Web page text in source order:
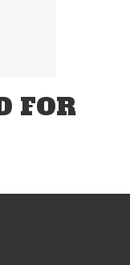
FOR